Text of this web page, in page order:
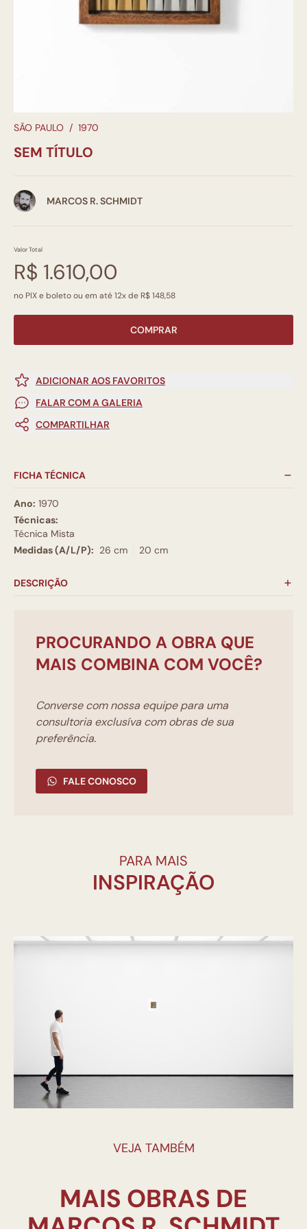
SÃO PAULO / 1970
SEM TÍTULO
MARCOS R. SCHMIDT
Valor Total
R$ 1.610,00
no PIX e boleto ou em até 12x de R$ 148,58
COMPRAR
ADICIONAR AOS FAVORITOS
FALAR COM A GALERIA
COMPARTILHAR
FICHA TÉCNICA
Ano: 1970
Técnicas:
Técnica Mista
Medidas (A/L/P): 26 cm 20 cm
DESCRIÇÃO
PROCURANDO A OBRA QUE
MAIS COMBINA COM VOCÊ?
Converse com nossa equipe para uma
consultoria exclusíva com obras de sua
preferência.
FALE CONOSCO
PARA MAIS
INSPIRAÇÃO
VEJA TAMBÉM
MAIS OBRAS DE